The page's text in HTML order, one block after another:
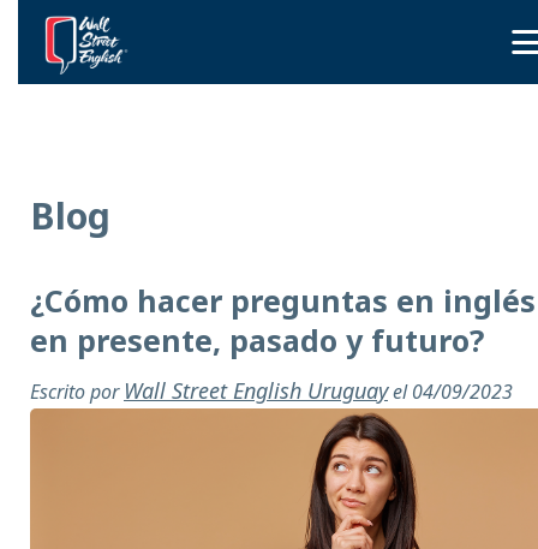
Blog
¿Cómo hacer preguntas en inglés
en presente, pasado y futuro?
Escrito por Wall Street English Uruguayel 04/09/2023